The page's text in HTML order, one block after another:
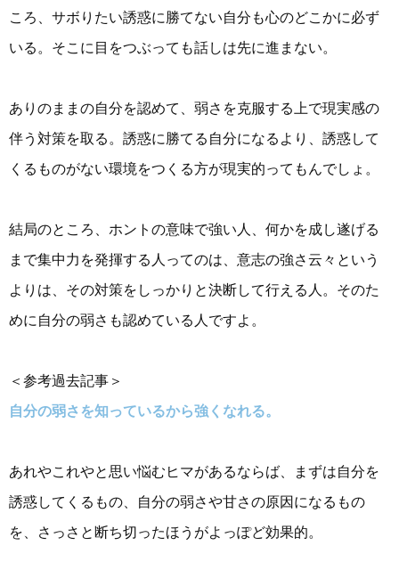
ころ、サボりたい誘惑に勝てない自分も心のどこかに必ず
いる。そこに目をつぶっても話しは先に進まない。
ありのままの自分を認めて、弱さを克服する上で現実感の
伴う対策を取る。誘惑に勝てる自分になるより、誘惑して
くるものがない環境をつくる方が現実的ってもんでしょ。
結局のところ、ホントの意味で強い人、何かを成し遂げる
まで集中力を発揮する人ってのは、意志の強さ云々という
よりは、その対策をしっかりと決断して行える人。そのた
めに自分の弱さも認めている人ですよ。
＜参考過去記事＞
自分の弱さを知っているから強くなれる。
あれやこれやと思い悩むヒマがあるならば、まずは自分を
誘惑してくるもの、自分の弱さや甘さの原因になるもの
を、さっさと断ち切ったほうがよっぽど効果的。